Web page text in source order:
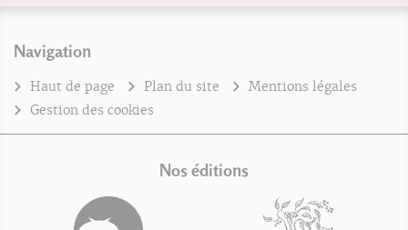
Navigation
Haut de page Plan du site
Mentions légales
Gestion des cookies
Nos éditions